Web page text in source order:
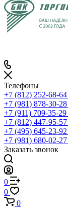
Телефоны
+7 (812) 252-68-64
+7 (981) 878-30-28
+7 (911) 709-35-29
+7 (812) 447-95-57
+7 (495) 645-23-92
+7 (981) 680-02-27
Заказать звонок
0
0
0